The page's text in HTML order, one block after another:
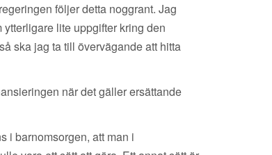
följer detta noggrant. Jag
lite uppgifter kring den
ska jag ta till övervägande att hitta
när det gäller ersättande
i barnomsorgen, att man i